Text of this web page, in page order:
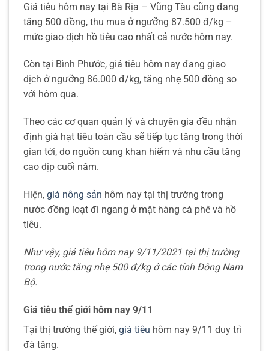
Giá tiêu hôm nay tại Bà Rịa – Vũng Tàu cũng đang
tăng 500 đồng, thu mua ở ngưỡng 87.500 đ/kg –
mức giao dịch hồ tiêu cao nhất cả nước hôm nay.
Còn tại Bình Phước, giá tiêu hôm nay đang giao
dịch ở ngưỡng 86.000 đ/kg, tăng nhẹ 500 đồng so
với hôm qua.
Theo các cơ quan quản lý và chuyên gia đều nhận
định giá hạt tiêu toàn cầu sẽ tiếp tục tăng trong thời
gian tới, do nguồn cung khan hiếm và nhu cầu tăng
cao dịp cuối năm.
Hiện, giá nông sản hôm nay tại thị trường trong
nước đồng loạt đi ngang ở mặt hàng cà phê và hồ
tiêu.
Như vậy, giá tiêu hôm nay 9/11/2021 tại thị trường
trong nước tăng nhẹ 500 đ/kg ở các tỉnh Đông Nam
Bộ.
Giá tiêu thế giới hôm nay 9/11
Tại thị trường thế giới, giá tiêu hôm nay 9/11 duy trì
đà tăng.